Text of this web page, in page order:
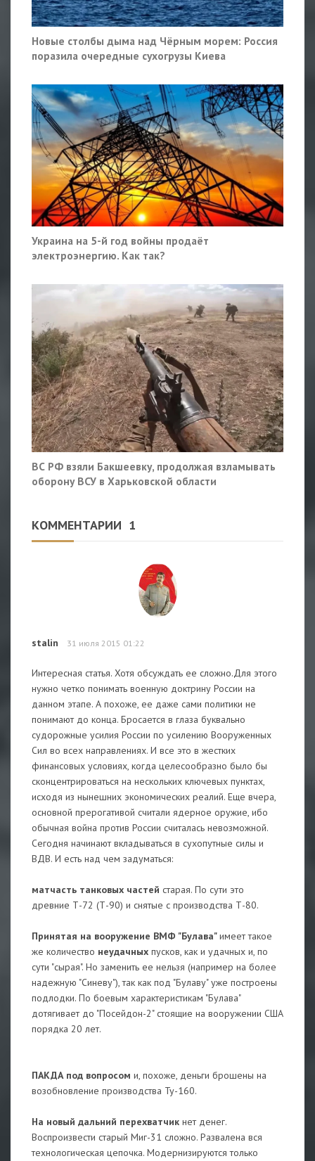
Новые столбы дыма над Чёрным морем: Россия
поразила очередные сухогрузы Киева
Украина на 5-й год войны продаёт
электроэнергию. Как так?
ВС РФ взяли Бакшеевку, продолжая взламывать
оборону ВСУ в Харьковской области
КОММЕНТАРИИ 1
stalin 31 июля 2015 01:22
Интересная статья. Хотя обсуждать ее сложно.Для этого
нужно четко понимать военную доктрину России на
данном этапе. А похоже, ее даже сами политики не
понимают до конца. Бросается в глаза буквально
судорожные усилия России по усилению Вооруженных
Сил во всех направлениях. И все это в жестких
финансовых условиях, когда целесообразно было бы
сконцентрироваться на нескольких ключевых пунктах,
исходя из нынешних экономических реалий. Еще вчера,
основной прерогативой считали ядерное оружие, ибо
обычная война против России считалась невозможной.
Сегодня начинают вкладываться в сухопутные силы и
ВДВ. И есть над чем задуматься:
матчасть танковых частей старая. По сути это
древние Т-72 (Т-90) и снятые с производства Т-80.
Принятая на вооружение ВМФ "Булава"имеет такое
же количество неудачных пусков, как и удачных и, по
сути "сырая". Но заменить ее нельзя (например на более
надежную "Синеву"), так как под "Булаву" уже построены
подлодки. По боевым характеристикам "Булава"
дотягивает до "Посейдон-2" стоящие на вооружении США
порядка 20 лет.
ПАКДА под вопросом и, похоже, деньги брошены на
возобновление производства Ту-160.
На новый дальний перехватчик нет денег.
Воспроизвести старый Миг-31 сложно. Развалена вся
технологическая цепочка. Модернизируются только